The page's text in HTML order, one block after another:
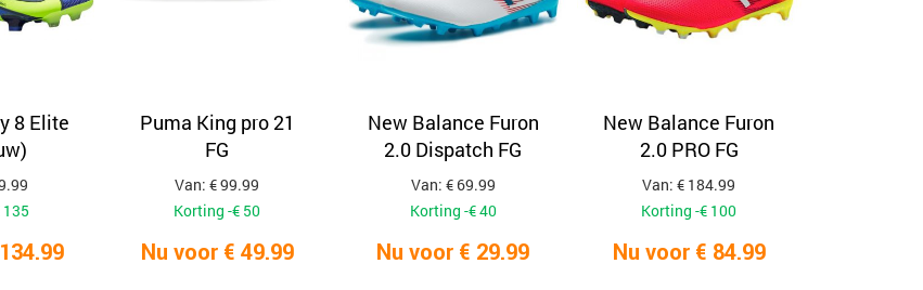
8 Elite
Puma King pro 21
FG
Van: € 99.99
Korting -€ 50
Nu voor € 49.99
New Balance Furon
2.0 Dispatch FG
Van: € 69.99
Korting -€ 40
Nu voor € 29.99
New Balance Furon
2.0 PRO FG
Van: € 184.99
Korting -€ 100
Nu voor € 84.99